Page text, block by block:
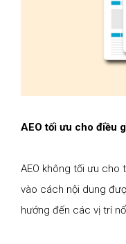
AEO tối ưu cho điều
AEO không tối ưu cho
vào cách nội dung
hướng đến các vị trí